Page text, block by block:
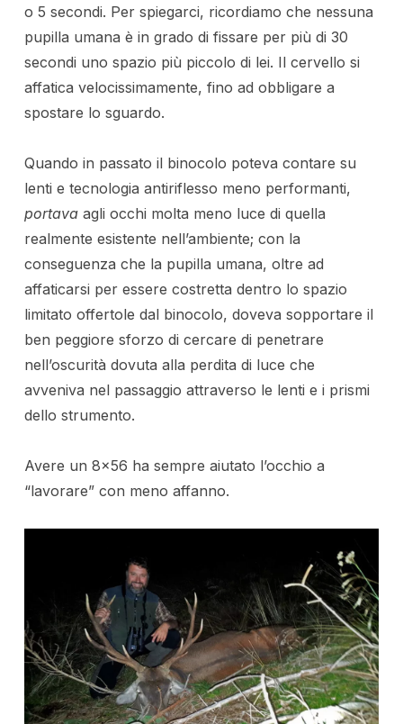
o 5 secondi. Per spiegarci, ricordiamo che nessuna
pupilla umana è in grado di fissare per più di 30
secondi uno spazio più piccolo di lei. Il cervello si
affatica velocissimamente, fino ad obbligare a
spostare lo sguardo.
Quando in passato il binocolo poteva contare su
lenti e tecnologia antiriflesso meno performanti,
portava agli occhi molta meno luce di quella
realmente esistente nell’ambiente; con la
conseguenza che la pupilla umana, oltre ad
affaticarsi per essere costretta dentro lo spazio
limitato offertole dal binocolo, doveva sopportare il
ben peggiore sforzo di cercare di penetrare
nell’oscurità dovuta alla perdita di luce che
avveniva nel passaggio attraverso le lenti e i prismi
dello strumento.
Avere un 8×56 ha sempre aiutato l’occhio a
“lavorare” con meno affanno.